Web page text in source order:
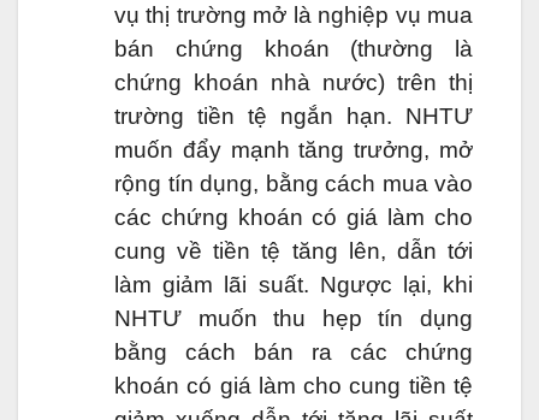
vụ thị trường mở là nghiệp vụ mua
bán chứng khoán (thường là
chứng khoán nhà nước) trên thị
trường tiền tệ ngắn hạn. NHTƯ
muốn đẩy mạnh tăng trưởng, mở
rộng tín dụng, bằng cách mua vào
các chứng khoán có giá làm cho
cung về tiền tệ tăng lên, dẫn tới
làm giảm lãi suất. Ngược lại, khi
NHTƯ muốn thu hẹp tín dụng
bằng cách bán ra các chứng
khoán có giá làm cho cung tiền tệ